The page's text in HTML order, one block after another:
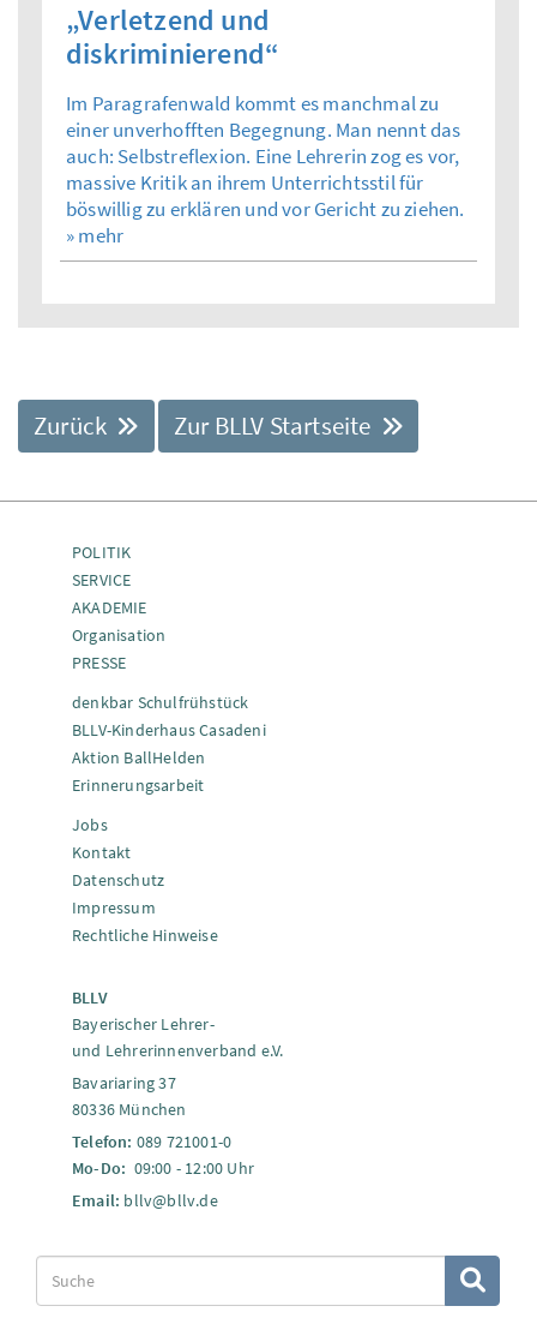
„Verletzend und
diskriminierend“
Im Paragrafenwald kommt es manchmal zu
einer unverhofften Begegnung. Man nennt das
auch: Selbstreflexion. Eine Lehrerin zog es vor,
massive Kritik an ihrem Unterrichtsstil für
böswillig zu erklären und vor Gericht zu ziehen.
» mehr
Zurück Zur BLLV Startseite
POLITIK
SERVICE
AKADEMIE
Organisation
PRESSE
denkbar Schulfrühstück
BLLV-Kinderhaus Casadeni
Aktion BallHelden
Erinnerungsarbeit
Jobs
Kontakt
Datenschutz
Impressum
Rechtliche Hinweise
BLLV
Bayerischer Lehrer-
und Lehrerinnenverband e.V.
Bavariaring 37
80336 München
Telefon: 089 721001-0
Mo-Do: 09:00 - 12:00 Uhr
Email: bllv@bllv.de